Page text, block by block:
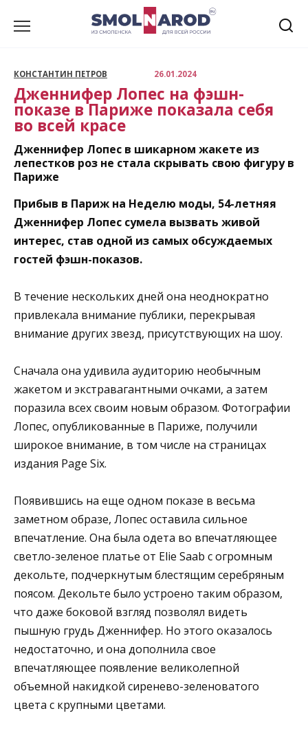
КОНСТАНТИН ПЕТРОВ 26.01.2024
Дженнифер Лопес на фэшн-
показе в Париже показала себя
во всей красе
Дженнифер Лопес в шикарном жакете из
лепестков роз не стала скрывать свою фигуру в
Париже
Прибыв в Париж на Неделю моды, 54-летняя
Дженнифер Лопес сумела вызвать живой
интерес, став одной из самых обсуждаемых
гостей фэшн-показов.
В течение нескольких дней она неоднократно
привлекала внимание публики, перекрывая
внимание других звезд, присутствующих на шоу.
Сначала она удивила аудиторию необычным
жакетом и экстравагантными очками, а затем
поразила всех своим новым образом. Фотографии
Лопес, опубликованные в Париже, получили
широкое внимание, в том числе на страницах
издания Page Six.
Появившись на еще одном показе в весьма
заметном образе, Лопес оставила сильное
впечатление. Она была одета во впечатляющее
светло-зеленое платье от Elie Saab с огромным
декольте, подчеркнутым блестящим серебряным
поясом. Декольте было устроено таким образом,
что даже боковой взгляд позволял видеть
пышную грудь Дженнифер. Но этого оказалось
недостаточно, и она дополнила свое
впечатляющее появление великолепной
объемной накидкой сиренево-зеленоватого
цвета с крупными цветами.